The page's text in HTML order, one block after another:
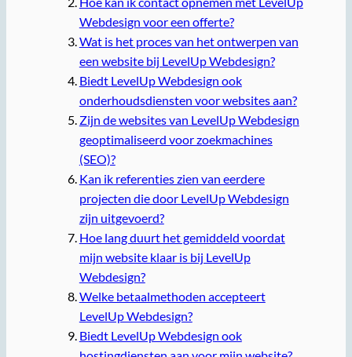
Webdesign voor een offerte?
Wat is het proces van het ontwerpen van
een website bij LevelUp Webdesign?
Biedt LevelUp Webdesign ook
onderhoudsdiensten voor websites aan?
Zijn de websites van LevelUp Webdesign
geoptimaliseerd voor zoekmachines
(SEO)?
Kan ik referenties zien van eerdere
projecten die door LevelUp Webdesign
zijn uitgevoerd?
Hoe lang duurt het gemiddeld voordat
mijn website klaar is bij LevelUp
Webdesign?
Welke betaalmethoden accepteert
LevelUp Webdesign?
Biedt LevelUp Webdesign ook